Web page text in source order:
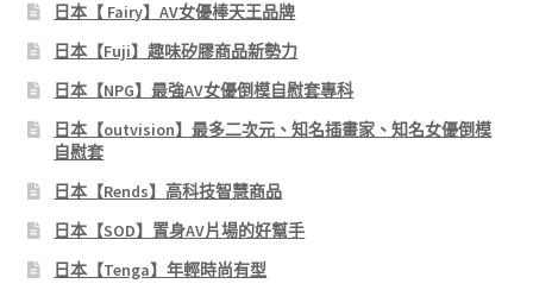
日本【 Fairy】AV女優棒天王品牌
日本【Fuji】趣味矽膠商品新勢力
日本【NPG】最強AV女優倒模自慰套專科
日本【outvision】最多二次元、知名插畫家、知名女優倒模
自慰套
日本【Rends】高科技智慧商品
日本【SOD】置身AV片場的好幫手
日本【Tenga】年輕時尚有型